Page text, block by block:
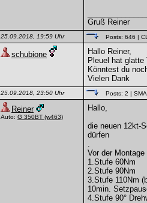
Gruß Reiner
25.09.2018, 19:59 Uhr Posts: 646 |
schubione
Hallo Reiner,
Pleuel hat
Könntest du
Vielen Dank
25.09.2018, 23:50 Uhr Posts: 2 |
Reiner
Auto: G 350BT (w463)
Hallo,
die neuen 12kt-
dürfen
.
Vor der
1.Stufe 60Nm
2.Stufe 90Nm
3.Stufe 110Nm
10min.
4.Stufe 90°